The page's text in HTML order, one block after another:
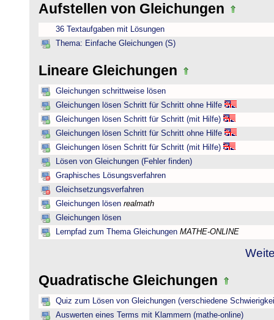
Aufstellen von Gleichungen
36 Textaufgaben mit Lösungen
Thema: Einfache Gleichungen (S)
Lineare Gleichungen
Gleichungen schrittweise lösen
Gleichungen lösen Schritt für Schritt ohne Hilfe
Gleichungen lösen Schritt für Schritt (mit Hilfe)
Gleichungen lösen Schritt für Schritt ohne Hilfe
Gleichungen lösen Schritt für Schritt (mit Hilfe)
Lösen von Gleichungen (Fehler finden)
Graphisches Lösungsverfahren
Gleichsetzungsverfahren
Gleichungen lösen realmath
Gleichungen lösen
Lernpfad zum Thema Gleichungen MATHE-ONLINE
Quadratische Gleichungen
Quiz zum Lösen von Gleichungen (verschiedene
Auswerten eines Terms mit Klammern (mathe-online)